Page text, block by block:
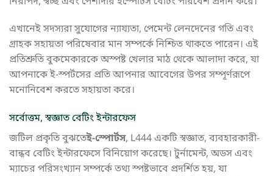
এখানেই সদস্যরা সুযোগের ন্যায্যতা, পেমেন্ট লেনদেনের গতি এবং
গ্রাহক সহায়তা পরিষেবার মান সম্পর্কে নিশ্চিত থাকতে পারেন। এই
প্রতিশ্রুতি বুকমেকারকে অস্পষ্ট খেলার মাঠ থেকে আলাদা করে, যা
আপনাকে ই-স্পর্টসের প্রতি আপনার আবেগের উপর সম্পূর্ণরূপে
মনোনিবেশ করতে সহায়তা করে।
সর্বোত্তম, স্বজ্ঞাত বেটিং ইন্টারফেস
জটিল প্রকৃতি বুঝতেই-স্পোর্টস, L444 একটি স্বজ্ঞাত, ব্যবহারকারী-
বান্ধব বেটিং ইন্টারফেসে বিনিয়োগ করেছে। টুর্নামেন্ট, অডস এবং
ম্যাচের পরিসংখ্যান সম্পর্কে তথ্য স্পষ্টভাবে প্রদর্শিত হয়, যা